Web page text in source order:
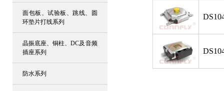
面包板、试验板、跳线、圆
环垫片打线系列
晶振底座、铜柱、DC及音频
插座系列
防水系列